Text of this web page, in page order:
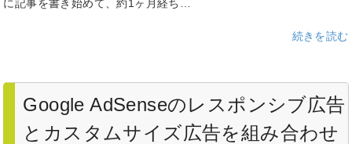
に記事を書き始めて、約1ヶ月経ち…
続きを読む
Google AdSenseのレスポンシブ広告
とカスタムサイズ広告を組み合わせ